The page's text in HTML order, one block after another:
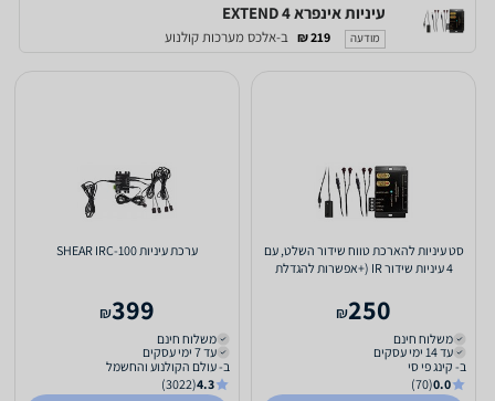
עיניות אינפרא EXTEND 4
מודעה 219 ₪ ב-אלכס מערכות קולנוע
סט עיניות להארכת טווח שידור השלט, עם
4 עיניות שידור IR (+אפשרות להגדלת
250
₪
משלוח חינם
עד 14 ימי עסקים
ב- קינג פי סי
0.0
(70)
ערכת עיניות SHEAR IRC-100
399
₪
משלוח חינם
עד 7 ימי עסקים
ב- עולם הקולנוע והחשמל
4.3
(3022)